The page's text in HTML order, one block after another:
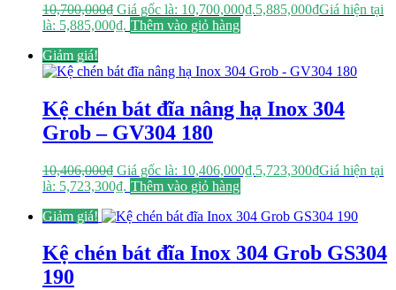
10,700,000₫ Giá gốc là: 10,700,000₫.5,885,000₫Giá hiện tại
là: 5,885,000₫. Thêm vào giỏ hàng
Giảm giá!
Kệ chén bát đĩa nâng hạ Inox 304
Grob – GV304 180
10,406,000₫ Giá gốc là: 10,406,000₫.5,723,300₫Giá hiện tại
là: 5,723,300₫. Thêm vào giỏ hàng
Giảm giá!
Kệ chén bát đĩa Inox 304 Grob GS304
190